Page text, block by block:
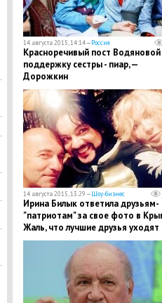
14 августа 2015, 14:14 —Россия
Красноречивый пост Водяновой
поддержку сестры - пиар, —
Дорожкин
14 августа 2015, 13:29 —Шоу-бизнес
Ирина Билык ответила друзьям-
"патриотам" за свое фото в
Жаль, что лучшие друзья уходят
Киев, надеясь стать